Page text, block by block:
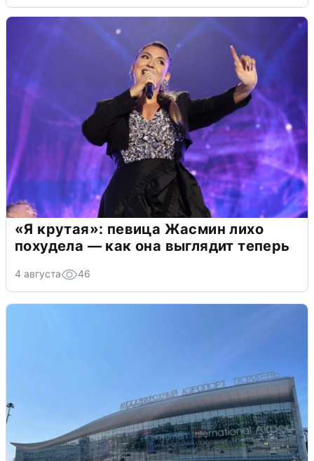
«Я крутая»: певица Жасмин лихо
похудела — как она выглядит теперь
4 августа 46